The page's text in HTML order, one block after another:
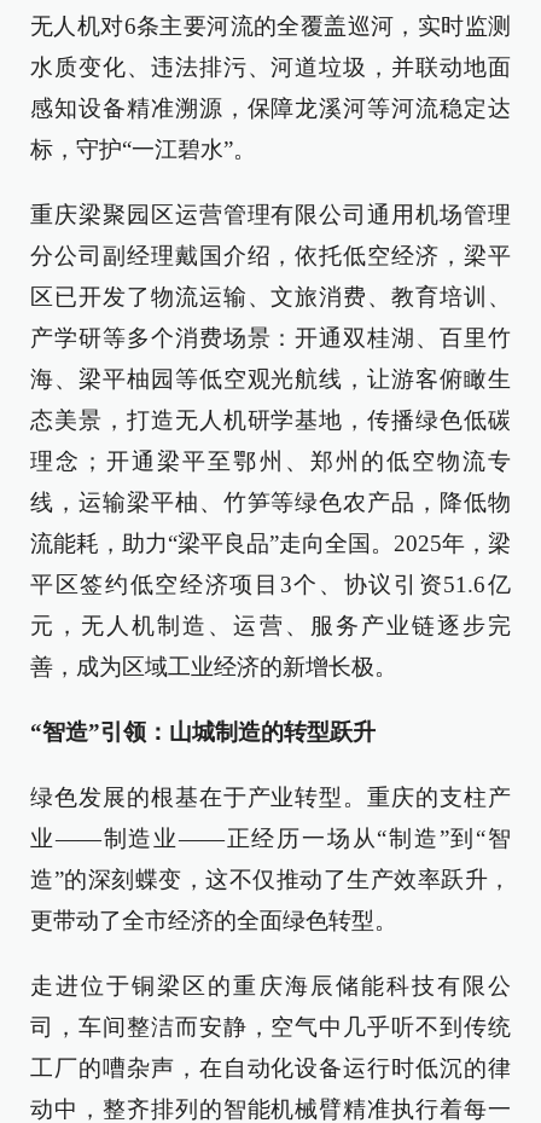
无人机对6条主要河流的全覆盖巡河，实时监测
水质变化、违法排污、河道垃圾，并联动地面
感知设备精准溯源，保障龙溪河等河流稳定达
标，守护“一江碧水”。
重庆梁聚园区运营管理有限公司通用机场管理
分公司副经理戴国介绍，依托低空经济，梁平
区已开发了物流运输、文旅消费、教育培训、
产学研等多个消费场景：开通双桂湖、百里竹
海、梁平柚园等低空观光航线，让游客俯瞰生
态美景，打造无人机研学基地，传播绿色低碳
理念；开通梁平至鄂州、郑州的低空物流专
线，运输梁平柚、竹笋等绿色农产品，降低物
流能耗，助力“梁平良品”走向全国。2025年，梁
平区签约低空经济项目3个、协议引资51.6亿
元，无人机制造、运营、服务产业链逐步完
善，成为区域工业经济的新增长极。
“智造”引领：山城制造的转型跃升
绿色发展的根基在于产业转型。重庆的支柱产
业——制造业——正经历一场从“制造”到“智
造”的深刻蝶变，这不仅推动了生产效率跃升，
更带动了全市经济的全面绿色转型。
走进位于铜梁区的重庆海辰储能科技有限公
司，车间整洁而安静，空气中几乎听不到传统
工厂的嘈杂声，在自动化设备运行时低沉的律
动中，整齐排列的智能机械臂精准执行着每一